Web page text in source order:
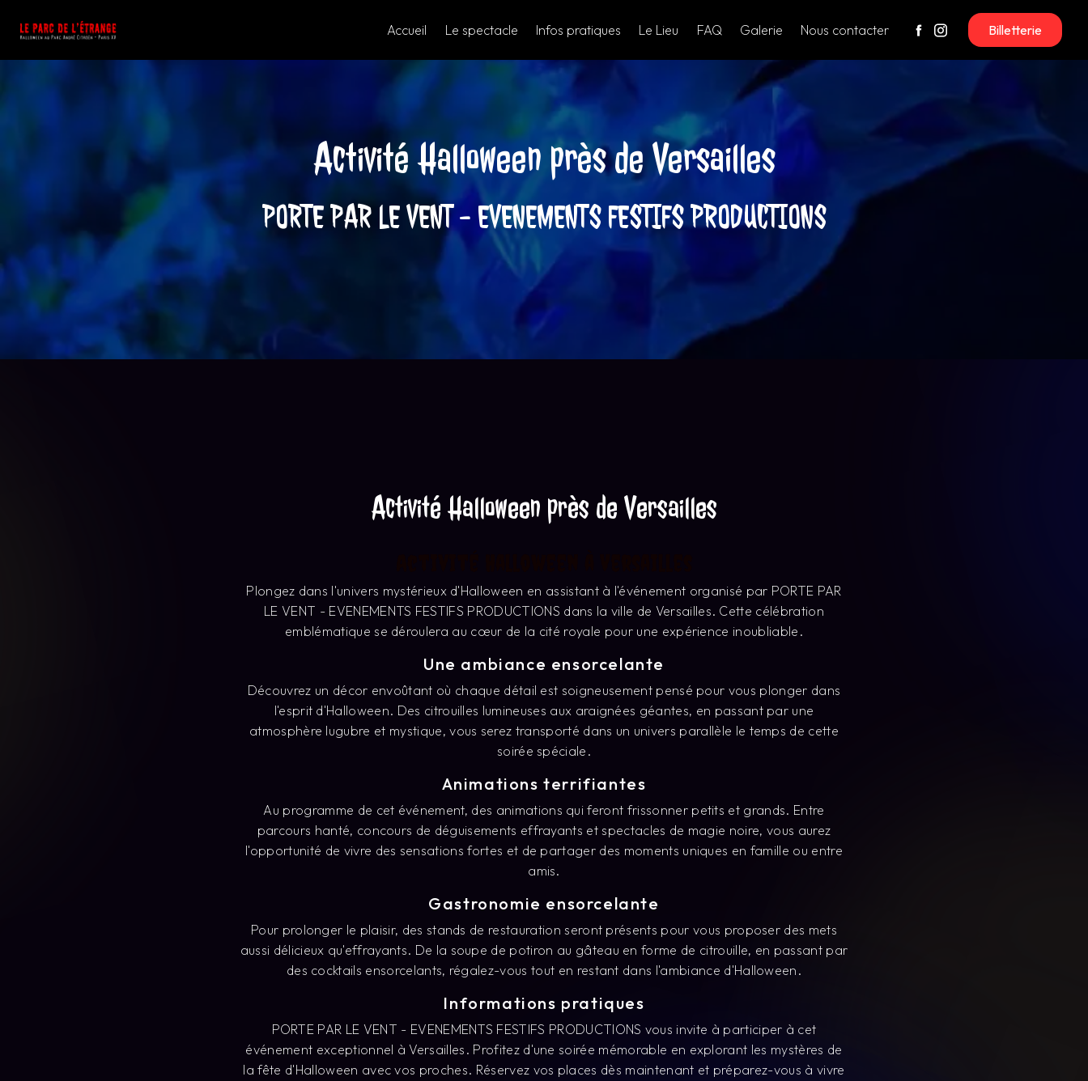
Accueil Le spectacle Infos pratiques Le Lieu FAQ Galerie Nous contacter Billetterie
Activité Halloween près de Versailles
PORTE PAR LE VENT - EVENEMENTS FESTIFS PRODUCTIONS
Activité Halloween près de Versailles
Plongez dans l'univers mystérieux d'Halloween en assistant à l'événement organisé par PORTE PAR
LE VENT - EVENEMENTS FESTIFS PRODUCTIONS dans la ville de Versailles. Cette célébration
emblématique se déroulera au cœur de la cité royale pour une expérience inoubliable.
Une ambiance ensorcelante
Découvrez un décor envoûtant où chaque détail est soigneusement pensé pour vous plonger dans
l'esprit d'Halloween. Des citrouilles lumineuses aux araignées géantes, en passant par une
atmosphère lugubre et mystique, vous serez transporté dans un univers parallèle le temps de cette
soirée spéciale.
Animations terrifiantes
Au programme de cet événement, des animations qui feront frissonner petits et grands. Entre
parcours hanté, concours de déguisements effrayants et spectacles de magie noire, vous aurez
l'opportunité de vivre des sensations fortes et de partager des moments uniques en famille ou entre
amis.
Gastronomie ensorcelante
Pour prolonger le plaisir, des stands de restauration seront présents pour vous proposer des mets
aussi délicieux qu'effrayants. De la soupe de potiron au gâteau en forme de citrouille, en passant par
des cocktails ensorcelants, régalez-vous tout en restant dans l'ambiance d'Halloween.
Informations pratiques
PORTE PAR LE VENT - EVENEMENTS FESTIFS PRODUCTIONS vous invite à participer à cet
événement exceptionnel à Versailles. Profitez d'une soirée mémorable en explorant les mystères de
la fête d'Halloween avec vos proches. Réservez vos places dès maintenant et préparez-vous à vivre